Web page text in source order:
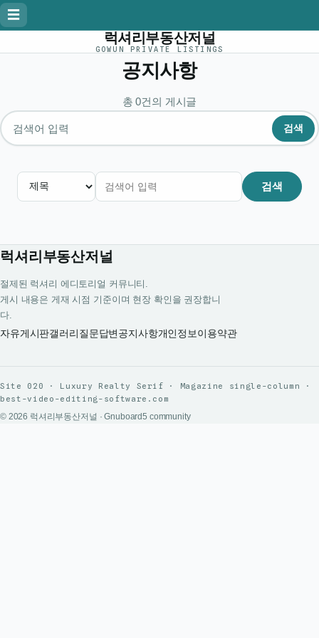
☰
럭셔리부동산저널
GOWUN PRIVATE LISTINGS
공지사항
총 0건의 게시글
게시글 검색
검색
검색
럭셔리부동산저널
절제된 럭셔리 에디토리얼 커뮤니티.
게시 내용은 게재 시점 기준이며 현장 확인을 권장합니
다.
자유게시판갤러리질문답변공지사항개인정보이용약관
Site 020 · Luxury Realty Serif · Magazine single-column ·
best-video-editing-software.com
© 2026 럭셔리부동산저널 · Gnuboard5 community